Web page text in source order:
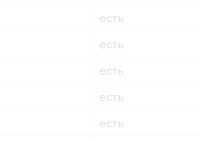
есть
есть
есть
есть
есть